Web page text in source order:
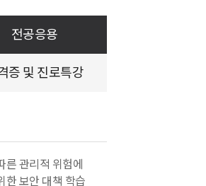
인 전임
보호대
께 강의를
센터-보
도]
전공응용
증 및 진로특강
른 관리적 위험에
한 보안 대책 학습